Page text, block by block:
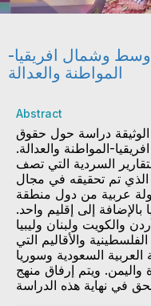
وشمال افريقيا-
المواطنة والعدالة
Abstract
دراسة حول حقوق
المواطنة والعدالة.
السردية التي تصف
الذي تم تحقيقه في مجال
عربية من دول منطقة
إلى إقليم واحد.
والكويت ولبنان وليبيا
والأقاليم التي
السعودية وسوريا
واليمن. ويتم إرفاق منهج
في نهاية هذه الدراسة